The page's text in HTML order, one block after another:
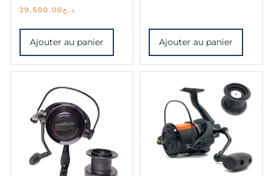
د.ج 29,500.00
Ajouter au panier Ajouter au panier